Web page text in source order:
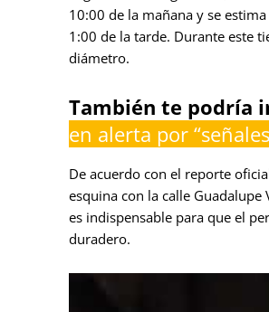
10:00 de la mañana y se
1:00 de la tarde. Durante este
diámetro.
También te podría
en alerta por
De acuerdo con el reporte
esquina con la calle
es indispensable para que el
duradero.